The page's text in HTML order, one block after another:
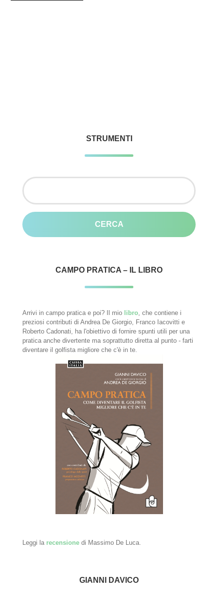
STRUMENTI
Ricerca
CAMPO PRATICA – IL LIBRO
Arrivi in campo pratica e poi? Il mio libro , che contiene i
preziosi contributi di Andrea De Giorgio, Franco Iacovitti e
Roberto Cadonati, ha l'obiettivo di fornire spunti utili per una
pratica anche divertente ma soprattutto diretta al punto - farti
diventare il golfista migliore che c'è in te.
Leggi la recensione di Massimo De Luca.
GIANNI DAVICO